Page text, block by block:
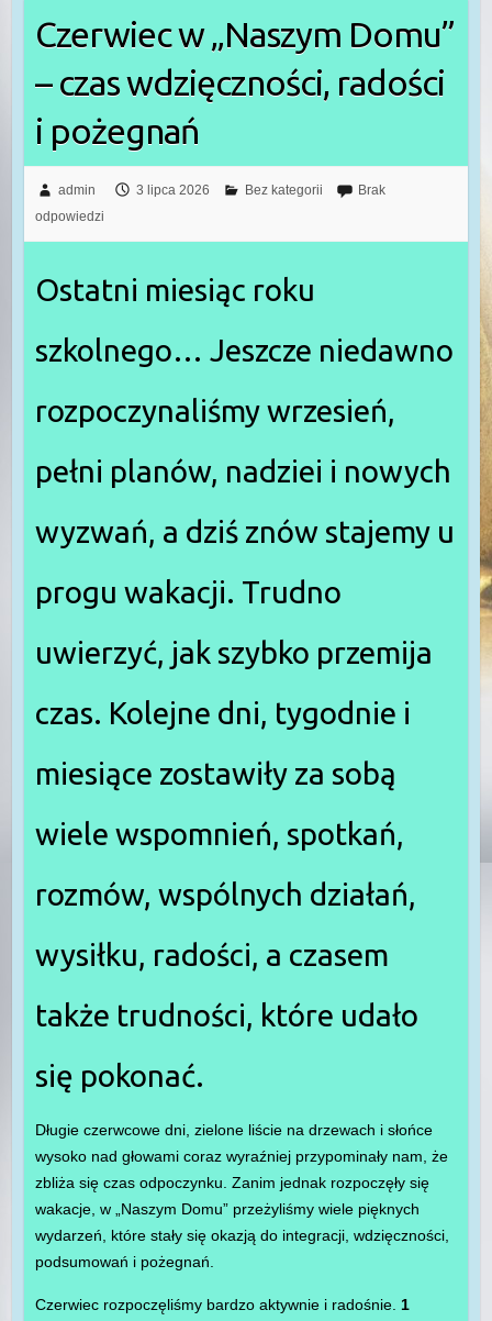
Czerwiec w „Naszym Domu”
– czas wdzięczności, radości
i pożegnań
admin 3 lipca 2026 Bez kategorii
Brak
odpowiedzi
Ostatni miesiąc roku
szkolnego… Jeszcze niedawno
rozpoczynaliśmy wrzesień,
pełni planów, nadziei i nowych
wyzwań, a dziś znów stajemy u
progu wakacji. Trudno
uwierzyć, jak szybko przemija
czas. Kolejne dni, tygodnie i
miesiące zostawiły za sobą
wiele wspomnień, spotkań,
rozmów, wspólnych działań,
wysiłku, radości, a czasem
także trudności, które udało
się pokonać.
Długie czerwcowe dni, zielone liście na drzewach i słońce
wysoko nad głowami coraz wyraźniej przypominały nam, że
zbliża się czas odpoczynku. Zanim jednak rozpoczęły się
wakacje, w „Naszym Domu” przeżyliśmy wiele pięknych
wydarzeń, które stały się okazją do integracji, wdzięczności,
podsumowań i pożegnań.
Czerwiec rozpoczęliśmy bardzo aktywnie i radośnie. 1